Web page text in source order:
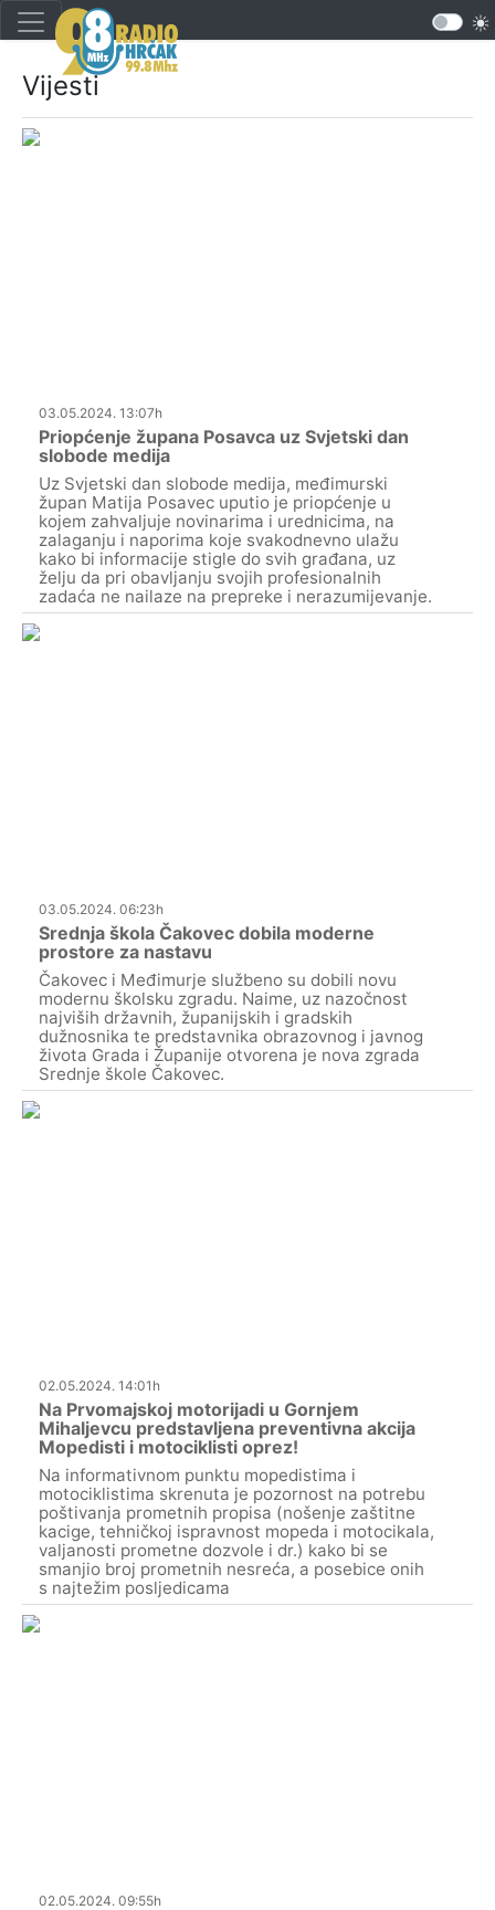
Vijesti
03.05.2024. 13:07h
Priopćenje župana Posavca uz Svjetski dan
slobode medija
Uz Svjetski dan slobode medija, međimurski
župan Matija Posavec uputio je priopćenje u
kojem zahvaljuje novinarima i urednicima, na
zalaganju i naporima koje svakodnevno ulažu
kako bi informacije stigle do svih građana, uz
želju da pri obavljanju svojih profesionalnih
zadaća ne nailaze na prepreke i nerazumijevanje.
03.05.2024. 06:23h
Srednja škola Čakovec dobila moderne
prostore za nastavu
Čakovec i Međimurje službeno su dobili novu
modernu školsku zgradu. Naime, uz nazočnost
najviših državnih, županijskih i gradskih
dužnosnika te predstavnika obrazovnog i javnog
života Grada i Županije otvorena je nova zgrada
Srednje škole Čakovec.
02.05.2024. 14:01h
Na Prvomajskoj motorijadi u Gornjem
Mihaljevcu predstavljena preventivna akcija
Mopedisti i motociklisti oprez!
Na informativnom punktu mopedistima i
motociklistima skrenuta je pozornost na potrebu
poštivanja prometnih propisa (nošenje zaštitne
kacige, tehničkoj ispravnost mopeda i motocikala,
valjanosti prometne dozvole i dr.) kako bi se
smanjio broj prometnih nesreća, a posebice onih
s najtežim posljedicama
02.05.2024. 09:55h